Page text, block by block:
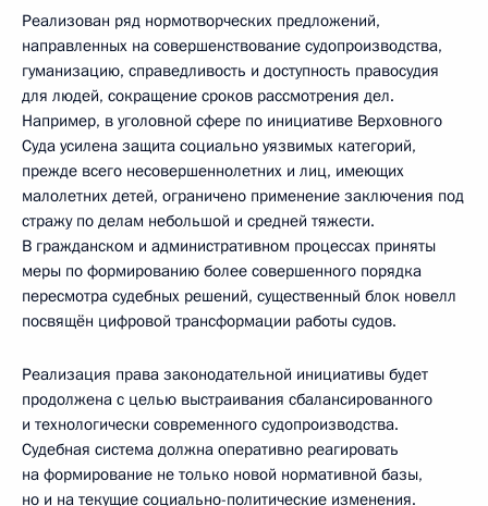
Реализован ряд нормотворческих предложений,
направленных на совершенствование судопроизводства,
гуманизацию, справедливость и доступность правосудия
для людей, сокращение сроков рассмотрения дел.
Например, в уголовной сфере по инициативе Верховного
Суда усилена защита социально уязвимых категорий,
прежде всего несовершеннолетних и лиц, имеющих
малолетних детей, ограничено применение заключения под
стражу по делам небольшой и средней тяжести.
В гражданском и административном процессах приняты
меры по формированию более совершенного порядка
пересмотра судебных решений, существенный блок новелл
посвящён цифровой трансформации работы судов.
Реализация права законодательной инициативы будет
продолжена с целью выстраивания сбалансированного
и технологически современного судопроизводства.
Судебная система должна оперативно реагировать
на формирование не только новой нормативной базы,
но и на текущие социально-политические изменения.